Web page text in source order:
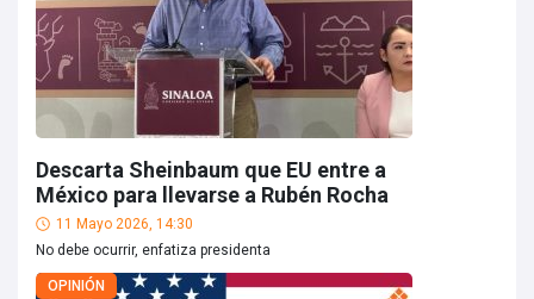
Descarta Sheinbaum que EU entre a
México para llevarse a Rubén Rocha
11 Mayo 2026, 14:30
No debe ocurrir, enfatiza presidenta
OPINIÓN